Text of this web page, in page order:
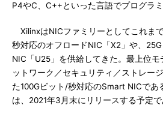
P4やC、C++といった言語でプログラ
XilinxはNICファミリーとしてこれま
秒対応のオフロードNIC「X2」や、
NIC「U25」を供給してきた。最上位モ
ットワーク／セキュリティ／ストレー
た100Gビット/秒対応のSmart NICであ
は、2021年3月末にリリースする予定で